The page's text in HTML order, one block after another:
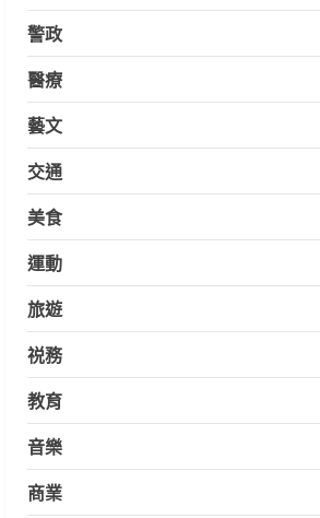
警政
醫療
藝文
交通
美食
運動
旅遊
祱務
教育
音樂
商業